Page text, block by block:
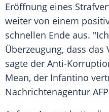
Eröffnung eines
weiter von einem
schnellen Ende aus.
Überzeugung, dass
sagte der Anti-
Mean, der Infantino
Nachrichtenagentur AFP